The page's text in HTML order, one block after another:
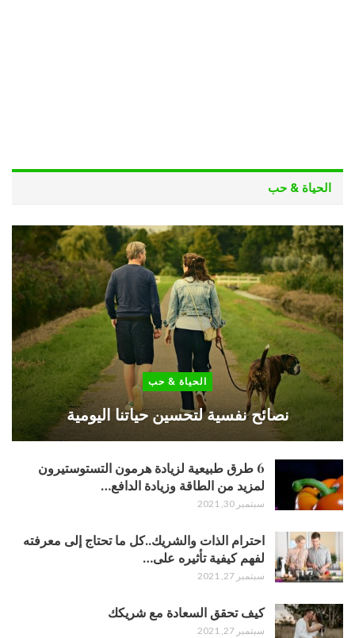
الحياة & حب
الحياة & حب
نصائح نفسية لتحسين حياتنا اليومية
6 طرق طبيعية لزيادة هرمون التستوستيرون
لمزيد من الطاقة وزيادة الدافع…
سبتمبر 30, 2021
احترام الذات والشريك..كل ما تحتاج إلى معرفته
لفهم كيفية تأثيره على…
سبتمبر 27, 2021
كيف تحقق السعادة مع شريكك
سبتمبر 27, 2021